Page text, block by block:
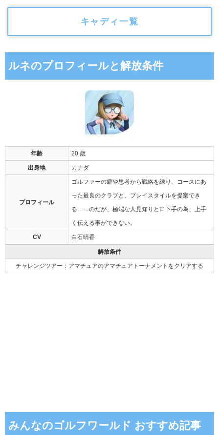
キャディ一覧
ルネのプロフィールと解放条件
年齢 20 歳
出身地 カナダ
プロフィール
ゴルファーの癖や思考から戦略を練り、コースにあ
った最良のクラブと、プレイスタイルを提案でき
る……のだが、極端な人見知りと口下手の為、上手
く伝える事ができない。
CV 白石晴香
解放条件
チャレンジツアー：アマチュアのアマチュアトーナメントをクリアする
みんなのゴルフワールド おすすめ記事